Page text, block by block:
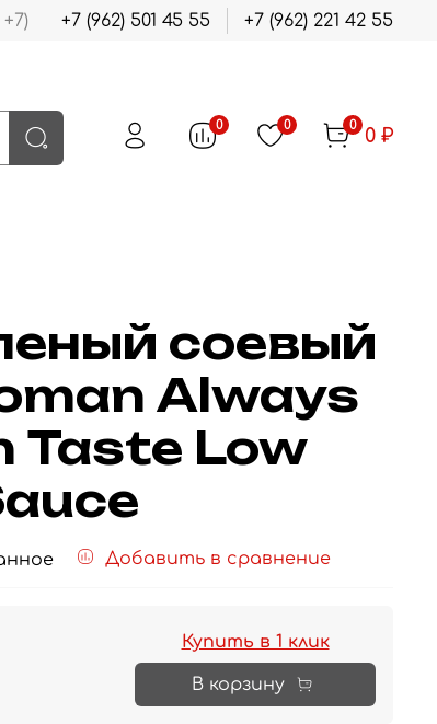
+7 (962) 501 45 55 +7 (962) 221 42 55
0 0 0 0 ₽
соевый
Always
Taste Low
Добавить в сравнение
Купить в 1 клик
В корзину